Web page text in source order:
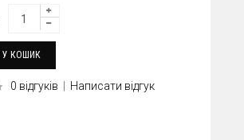
0 відгуків Написати відгук